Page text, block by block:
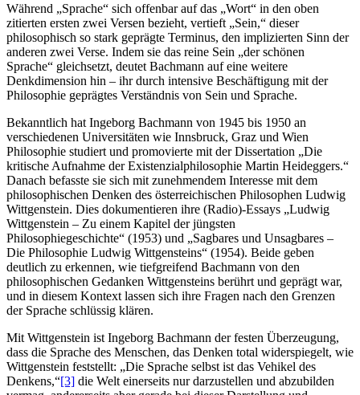
Während „Sprache“ sich offenbar auf das „Wort“ in den oben
zitierten ersten zwei Versen bezieht, vertieft „Sein,“ dieser
philosophisch so stark geprägte Terminus, den implizierten Sinn der
anderen zwei Verse. Indem sie das reine Sein „der schönen
Sprache“ gleichsetzt, deutet Bachmann auf eine weitere
Denkdimension hin – ihr durch intensive Beschäftigung mit der
Philosophie geprägtes Verständnis von Sein und Sprache.
Bekanntlich hat Ingeborg Bachmann von 1945 bis 1950 an
verschiedenen Universitäten wie Innsbruck, Graz und Wien
Philosophie studiert und promovierte mit der Dissertation „Die
kritische Aufnahme der Existenzialphilosophie Martin Heideggers.“
Danach befasste sie sich mit zunehmendem Interesse mit dem
philosophischen Denken des österreichischen Philosophen Ludwig
Wittgenstein. Dies dokumentieren ihre (Radio)-Essays „Ludwig
Wittgenstein – Zu einem Kapitel der jüngsten
Philosophiegeschichte“ (1953) und „Sagbares und Unsagbares –
Die Philosophie Ludwig Wittgensteins“ (1954). Beide geben
deutlich zu erkennen, wie tiefgreifend Bachmann von den
philosophischen Gedanken Wittgensteins berührt und geprägt war,
und in diesem Kontext lassen sich ihre Fragen nach den Grenzen
der Sprache schlüssig klären.
Mit Wittgenstein ist Ingeborg Bachmann der festen Überzeugung,
dass die Sprache des Menschen, das Denken total widerspiegelt, wie
Wittgenstein feststellt: „Die Sprache selbst ist das Vehikel des
Denkens,“[3] die Welt einerseits nur darzustellen und abzubilden